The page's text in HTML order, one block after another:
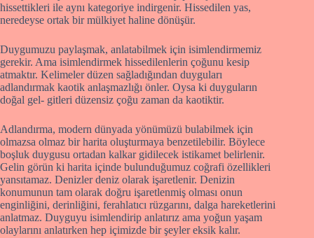
hissettikleri ile aynı kategoriye indirgenir. Hissedilen yas,
neredeyse ortak bir mülkiyet haline dönüşür.
Duygumuzu paylaşmak, anlatabilmek için isimlendirmemiz
gerekir. Ama isimlendirmek hissedilenlerin çoğunu kesip
atmaktır. Kelimeler düzen sağladığından duyguları
adlandırmak kaotik anlaşmazlığı önler. Oysa ki duyguların
doğal gel- gitleri düzensiz çoğu zaman da kaotiktir.
Adlandırma, modern dünyada yönümüzü bulabilmek için
olmazsa olmaz bir harita oluşturmaya benzetilebilir. Böylece
boşluk duygusu ortadan kalkar gidilecek istikamet belirlenir.
Gelin görün ki harita içinde bulunduğumuz coğrafi özellikleri
yansıtamaz. Denizler deniz olarak işaretlenir. Denizin
konumunun tam olarak doğru işaretlenmiş olması onun
enginliğini, derinliğini, ferahlatıcı rüzgarını, dalga hareketlerini
anlatmaz. Duyguyu isimlendirip anlatırız ama yoğun yaşam
olaylarını anlatırken hep içimizde bir şeyler eksik kalır.